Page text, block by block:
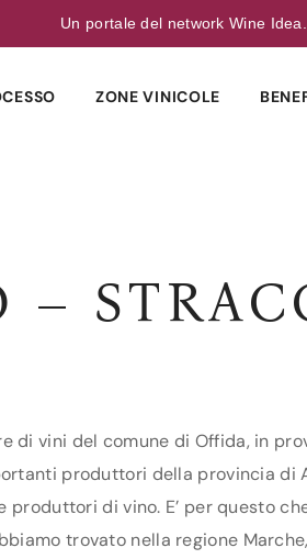
Un portale del network Wine
ZONE VINICOLE
–
di vini del comune di Offida, in
produttori della provincia di
produttori di vino. E’ per questo
trovato nella regione